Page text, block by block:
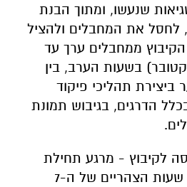
שנעשו, ומתוך הבנת
לחסל את המחבלים ולהציל
ממחבלים ערך עד
בשעות הערב, בין
תהליכי פיקוד
הדרגים, בגיבוש תמונת
לקיבוץ - מרגע תחילת
מתקפת החמאס ועד שעות הצהריים של ה-7